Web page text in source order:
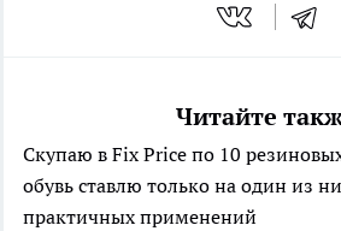
Читайте
Скупаю в Fix Price по 10
обувь ставлю только на один из
практичных применений